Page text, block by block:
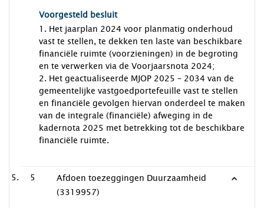
Voorgesteld besluit
1. Het jaarplan 2024 voor planmatig onderhoud
vast te stellen, te dekken ten laste van beschikbare
financiële ruimte (voorzieningen) in de begroting
en te verwerken via de Voorjaarsnota 2024;
2. Het geactualiseerde MJOP 2025 – 2034 van de
gemeentelijke vastgoedportefeuille vast te stellen
en financiële gevolgen hiervan onderdeel te maken
van de integrale (financiële) afweging in de
kadernota 2025 met betrekking tot de beschikbare
financiële ruimte.
5
Afdoen toezeggingen Duurzaamheid
(3319957)